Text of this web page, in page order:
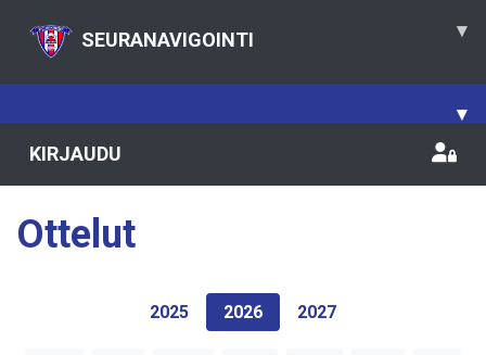
SEURANAVIGOINTI ▾
▾
KIRJAUDU
Ottelut
2025 2026 2027